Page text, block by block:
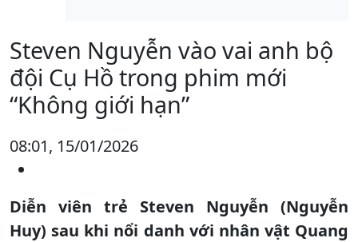
Steven Nguyễn vào vai anh bộ
đội Cụ Hồ trong phim mới
“Không giới hạn”
08:01, 15/01/2026
Diễn viên trẻ Steven Nguyễn (Nguyễn
Huy) sau khi nổi danh với nhân vật Quang